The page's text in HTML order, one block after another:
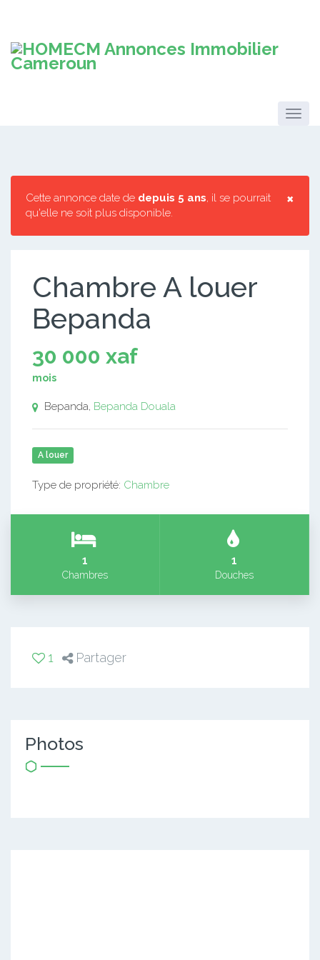
×
Cette annonce date de depuis 5 ans, il se pourrait
qu'elle ne soit plus disponible.
Chambre A louer
Bepanda
30 000 xaf
mois
Bepanda, Bepanda Douala
A louer
Type de propriété: Chambre
1
Chambres
1
Douches
1 Partager
Photos